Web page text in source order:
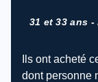
31 et 33 ans
Ils ont acheté
dont personne